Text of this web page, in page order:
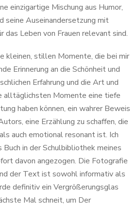
einzigartige Mischung aus Humor,
seine Auseinandersetzung mit
das Leben von Frauen relevant sind.
kleinen, stillen Momente, die bei mir
Erinnerung an die Schönheit und
Erfahrung und die Art und
alltäglichsten Momente eine tiefe
haben können, ein wahrer Beweis
eine Erzählung zu schaffen, die
auch emotional resonant ist. Ich
in der Schulbibliothek meines
davon angezogen. Die Fotografie
der Text ist sowohl informativ als
definitiv ein Vergrößerungsglas
Mal schneit, um Der